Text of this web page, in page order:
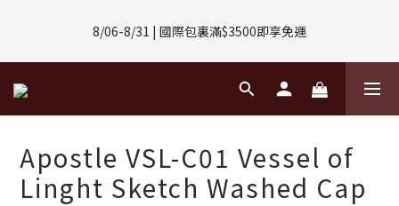
(數量有限售完不補)
8/06-8/31 | 國際包裏滿$3500即享免運
8/08-8/10 | 全館任選3件 贈 $188購物金
8/01-8/31 | 任選2件CUBOX正價商品 贈【威靈頓 / 波士頓墨鏡】
(數量有限售完不補)
Apostle VSL-C01 Vessel of
Linght Sketch Washed Cap